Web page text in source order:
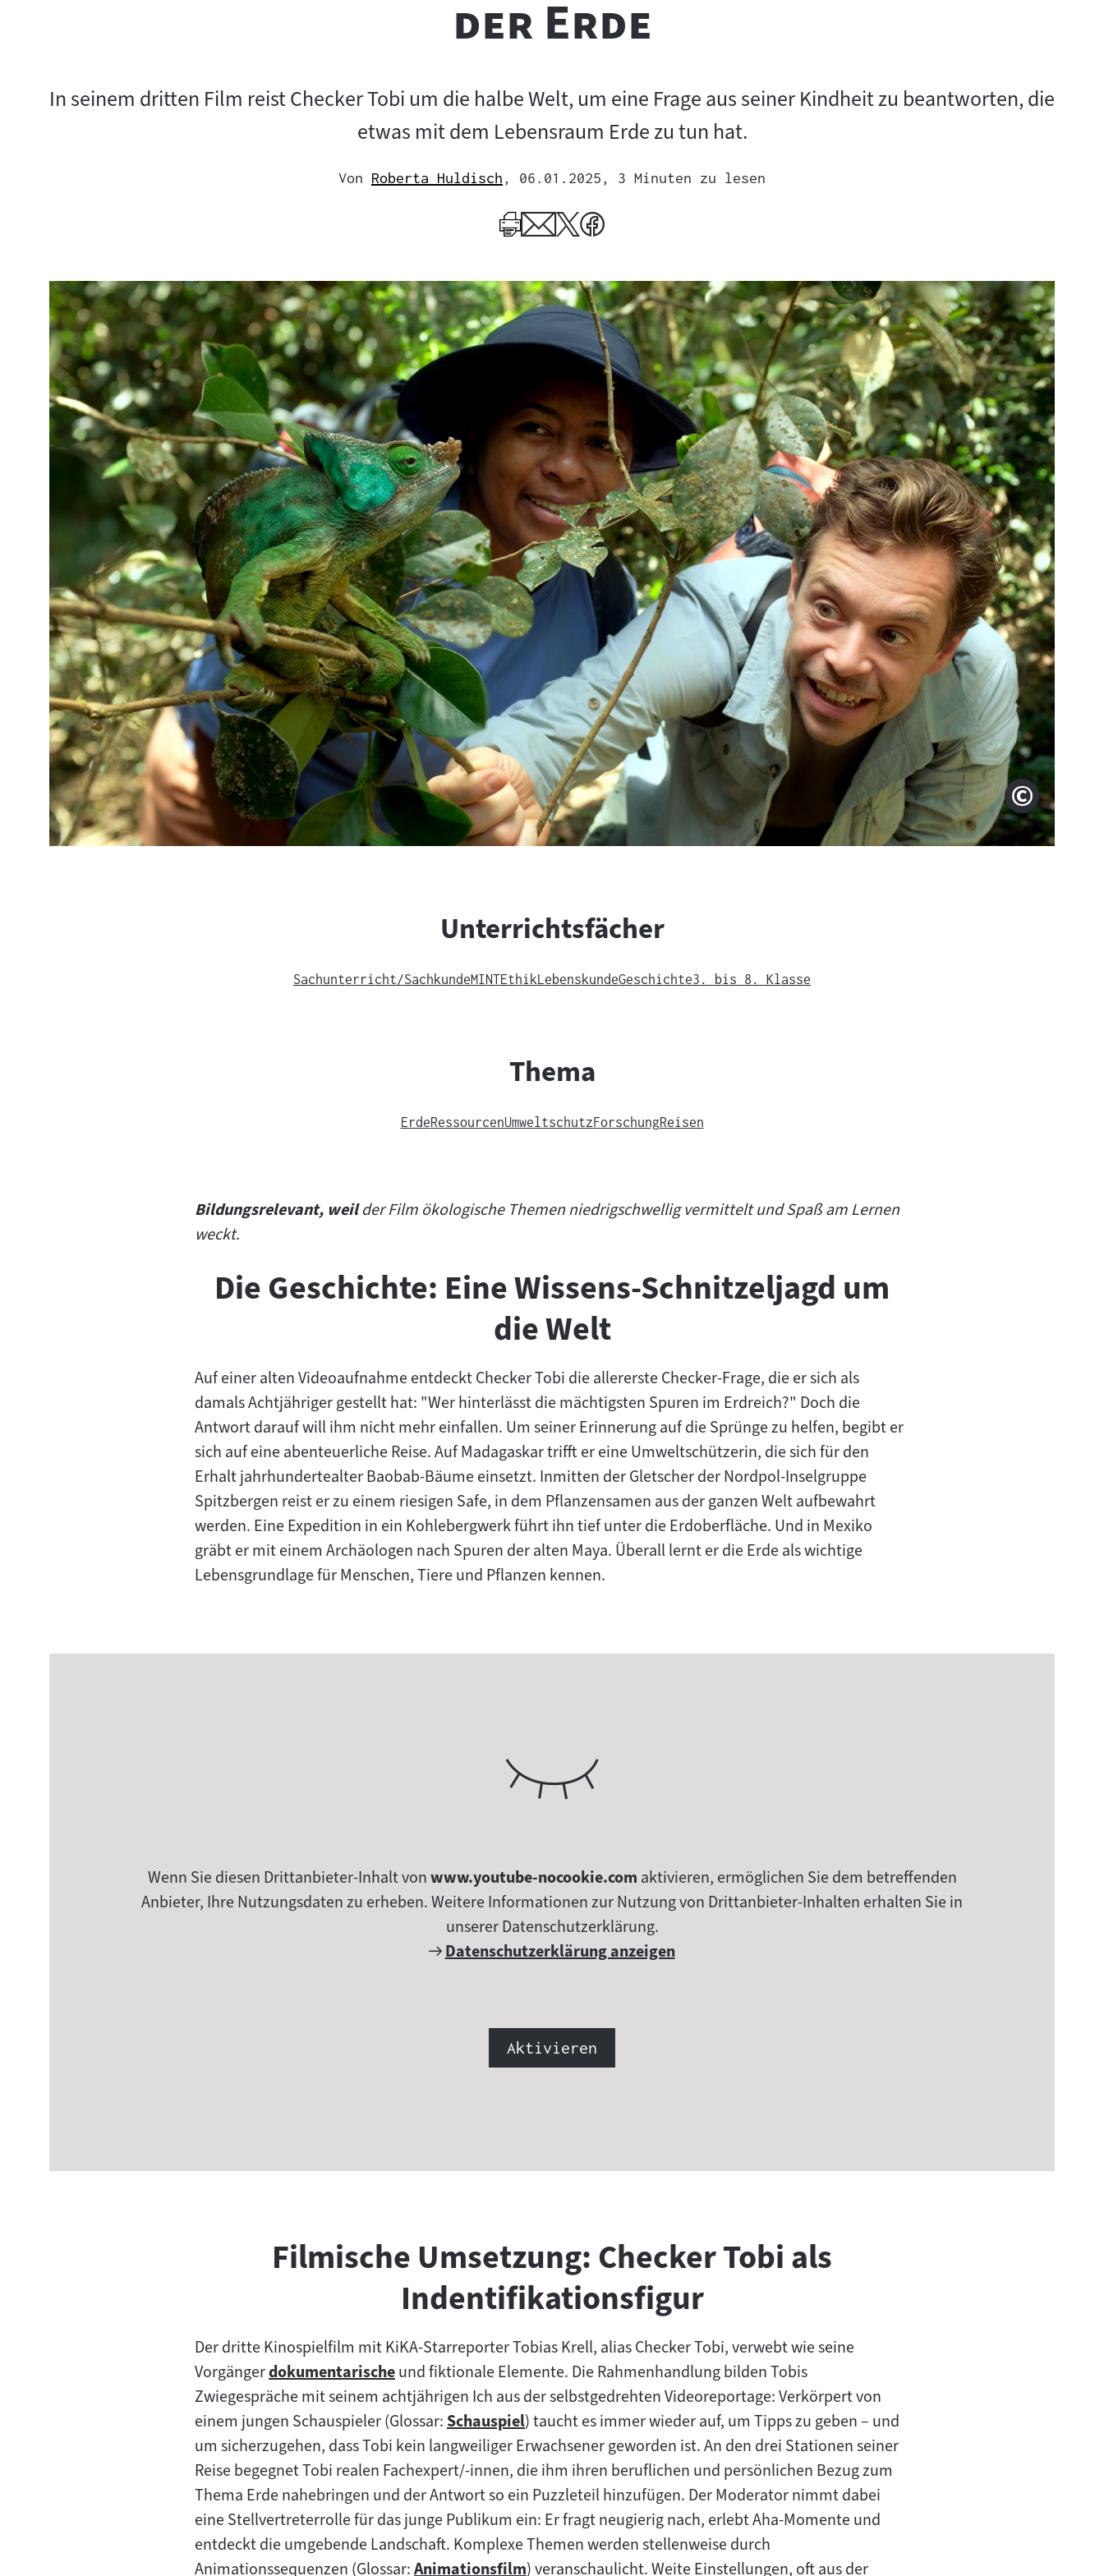
der Erde
In seinem dritten Film reist Checker Tobi um die halbe Welt, um eine Frage aus seiner Kindheit zu beantworten, die
etwas mit dem Lebensraum Erde zu tun hat.
Von Roberta Huldisch, 06.01.2025, 3 Minuten zu lesen
Copyright
Filmstill
Unterrichtsfächer
Sachunterricht/SachkundeMINTEthikLebenskundeGeschichte3. bis 8. Klasse
Thema
ErdeRessourcenUmweltschutzForschungReisen
Bildungsrelevant, weilder Film ökologische Themen niedrigschwellig vermittelt und Spaß am Lernen
weckt.
Die Geschichte: Eine Wissens-Schnitzeljagd um
die Welt
Auf einer alten Videoaufnahme entdeckt Checker Tobi die allererste Checker-Frage, die er sich als
damals Achtjähriger gestellt hat: "Wer hinterlässt die mächtigsten Spuren im Erdreich?" Doch die
Antwort darauf will ihm nicht mehr einfallen. Um seiner Erinnerung auf die Sprünge zu helfen, begibt er
sich auf eine abenteuerliche Reise. Auf Madagaskar trifft er eine Umweltschützerin, die sich für den
Erhalt jahrhundertealter Baobab-Bäume einsetzt. Inmitten der Gletscher der Nordpol-Inselgruppe
Spitzbergen reist er zu einem riesigen Safe, in dem Pflanzensamen aus der ganzen Welt aufbewahrt
werden. Eine Expedition in ein Kohlebergwerk führt ihn tief unter die Erdoberfläche. Und in Mexiko
gräbt er mit einem Archäologen nach Spuren der alten Maya. Überall lernt er die Erde als wichtige
Lebensgrundlage für Menschen, Tiere und Pflanzen kennen.
Wenn Sie diesen Drittanbieter-Inhalt vonwww.youtube-nocookie.com aktivieren, ermöglichen Sie dem betreffenden
Anbieter, Ihre Nutzungsdaten zu erheben. Weitere Informationen zur Nutzung von Drittanbieter-Inhalten erhalten Sie in
unserer Datenschutzerklärung.
Externer
Datenschutzerklärung anzeigen
Aktivieren
Filmische Umsetzung: Checker Tobi als
Indentifikationsfigur
Der dritte Kinospielfilm mit KiKA-Starreporter Tobias Krell, alias Checker Tobi, verwebt wie seine
VorgängerZum
Inhalt:
dokumentarischeund fiktionale Elemente. Die Rahmenhandlung bilden Tobis
Zwiegespräche mit seinem achtjährigen Ich aus der selbstgedrehten Videoreportage: Verkörpert von
einem jungen Schauspieler (Glossar:Zum
Inhalt:
Schauspiel) taucht es immer wieder auf, um Tipps zu geben – und
um sicherzugehen, dass Tobi kein langweiliger Erwachsener geworden ist. An den drei Stationen seiner
Reise begegnet Tobi realen Fachexpert/-innen, die ihm ihren beruflichen und persönlichen Bezug zum
Thema Erde nahebringen und der Antwort so ein Puzzleteil hinzufügen. Der Moderator nimmt dabei
eine Stellvertreterrolle für das junge Publikum ein: Er fragt neugierig nach, erlebt Aha-Momente und
entdeckt die umgebende Landschaft. Komplexe Themen werden stellenweise durch
Animationssequenzen (Glossar:Animationsfilm) veranschaulicht. Weite Einstellungen, oft aus der